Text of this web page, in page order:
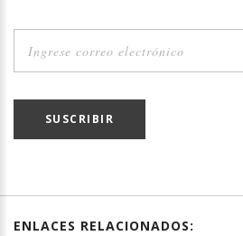
SUSCRIBIR
ENLACES RELACIONADOS: